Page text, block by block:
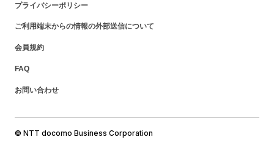
プライバシーポリシー
ご利用端末からの情報の外部送信について
会員規約
FAQ
お問い合わせ
© NTT docomo Business Corporation